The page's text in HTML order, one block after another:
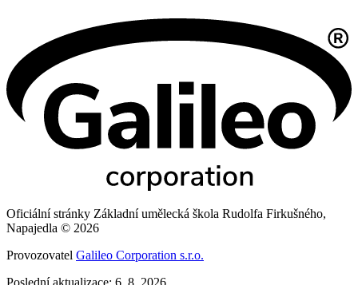
Oficiální stránky Základní umělecká škola Rudolfa Firkušného,
Napajedla © 2026
Provozovatel Galileo Corporation s.r.o.
Poslední aktualizace: 6. 8. 2026